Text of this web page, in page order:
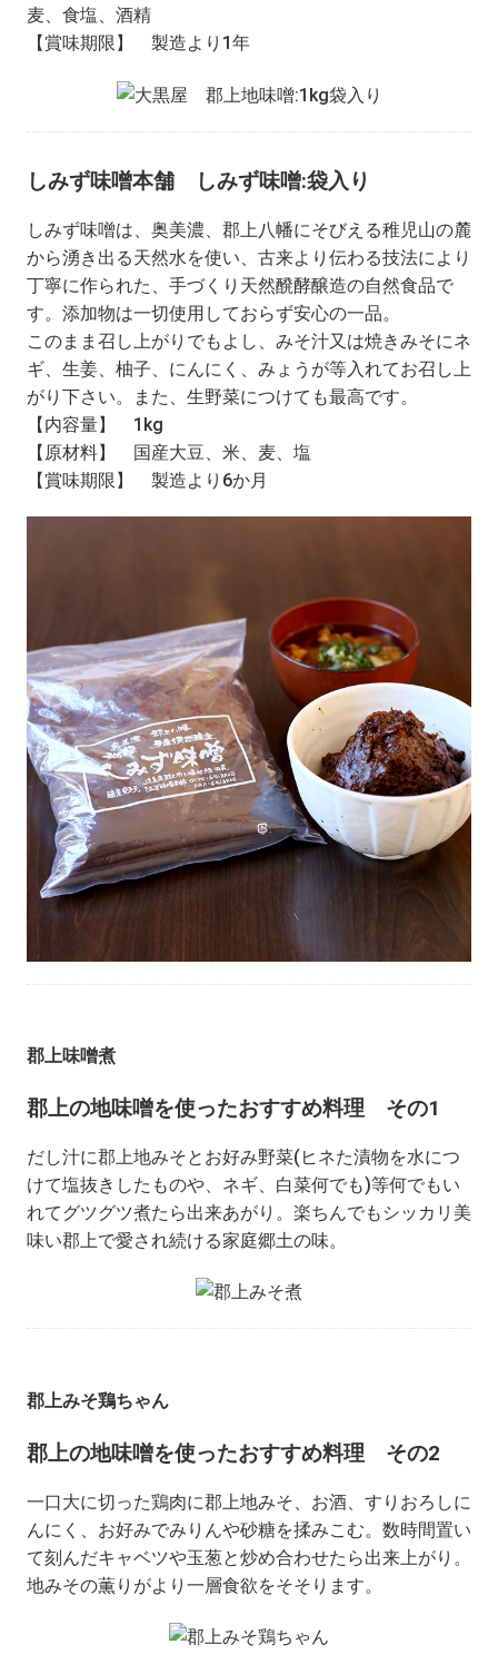
麦、食塩、酒精
【賞味期限】 製造より1年
しみず味噌本舗 しみず味噌:袋入り
しみず味噌は、奥美濃、郡上八幡にそびえる稚児山の麓
から湧き出る天然水を使い、古来より伝わる技法により
丁寧に作られた、手づくり天然醗酵醸造の自然食品で
す。添加物は一切使用しておらず安心の一品。
このまま召し上がりでもよし、みそ汁又は焼きみそにネ
ギ、生姜、柚子、にんにく、みょうが等入れてお召し上
がり下さい。また、生野菜につけても最高です。
【内容量】 1kg
【原材料】 国産大豆、米、麦、塩
【賞味期限】 製造より6か月
郡上の地味噌を使ったおすすめ料理 その1
郡上味噌煮
だし汁に郡上地みそとお好み野菜(ヒネた漬物を水につ
けて塩抜きしたものや、ネギ、白菜何でも)等何でもい
れてグツグツ煮たら出来あがり。楽ちんでもシッカリ美
味い郡上で愛され続ける家庭郷土の味。
郡上の地味噌を使ったおすすめ料理 その2
郡上みそ鶏ちゃん
一口大に切った鶏肉に郡上地みそ、お酒、すりおろしに
んにく、お好みでみりんや砂糖を揉みこむ。数時間置い
て刻んだキャベツや玉葱と炒め合わせたら出来上がり。
地みその薫りがより一層食欲をそそります。